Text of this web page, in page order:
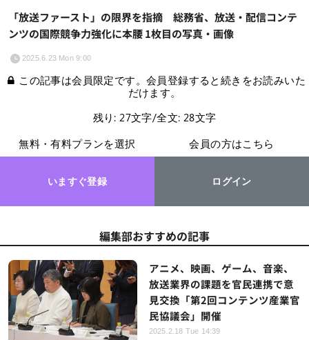
「放送ファースト」の限界を指摘 総務省、放送・配信コンテ
ンツの国際競争力強化に本腰 1枚目の写真・画像
2025.6.23 Mon 9:00
この記事は会員限定です。会員登録すると続きをお読みいた
だけます。
残り: 27文字/全文: 28文字
無料・有料プランを選択
いますぐ登録
会員の方はこちら
ログイン
編集部おすすめの記事
アニメ、映画、ゲーム、音楽、
放送業界の課題を官民連携で意
見交換「第2回コンテンツ産業官
民協議会」開催
2025.2.18 Tue 14:39